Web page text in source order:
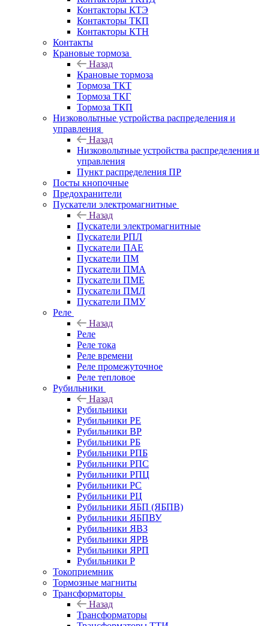
Контакторы КТЭ
Контакторы ТКП
Контакторы КТН
Контакты
Крановые тормоза
Назад
Крановые тормоза
Тормоза ТКТ
Тормоза ТКГ
Тормоза ТКП
Низковольтные устройства распределения и
управления
Назад
Низковольтные устройства распределения и
управления
Пункт распределения ПР
Посты кнопочные
Предохранители
Пускатели электромагнитные
Назад
Пускатели электромагнитные
Пускатели РПЛ
Пускатели ПАЕ
Пускатели ПМ
Пускатели ПМА
Пускатели ПМЕ
Пускатели ПМЛ
Пускатели ПМУ
Реле
Назад
Реле
Реле тока
Реле времени
Реле промежуточное
Реле тепловое
Рубильники
Назад
Рубильники
Рубильники РЕ
Рубильники ВР
Рубильники РБ
Рубильники РПБ
Рубильники РПС
Рубильники РПЦ
Рубильники РС
Рубильники РЦ
Рубильники ЯБП (ЯБПВ)
Рубильники ЯБПВУ
Рубильники ЯВЗ
Рубильники ЯРВ
Рубильники ЯРП
Рубильники Р
Токоприемник
Тормозные магниты
Трансформаторы
Назад
Трансформаторы